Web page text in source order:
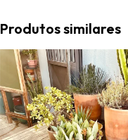
Produtos similares